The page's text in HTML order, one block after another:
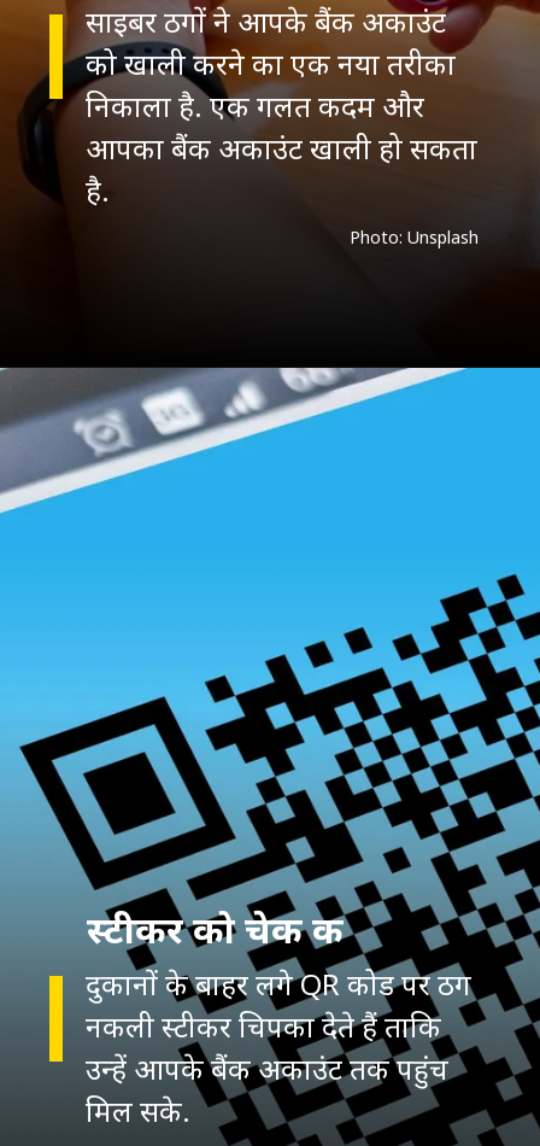
साइबर ठगों ने आपके बैंक अकाउंट
को खाली करने का एक नया तरीका
निकाला है. एक गलत कदम और
आपका बैंक अकाउंट खाली हो सकता
है.
Photo: Unsplash
स्टीकर को चेक क
दुकानों के बाहर लगे QR कोड पर ठग
नकली स्टीकर चिपका देते हैं ताकि
उन्हें आपके बैंक अकाउंट तक पहुंच
मिल सके.